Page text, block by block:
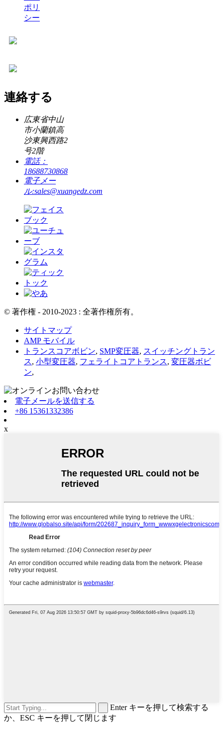
ポリ
シー
連絡する
広東省中山
市小蘭鎮高
沙東興西路2
号2階
電話：
18688730868
電子メー
ル:sales@xuangedz.com
© 著作権 - 2010-2023 : 全著作権所有。
サイトマップ
AMP モバイル
トランスコアボビン, SMP変圧器, スイッチングトラン
ス, 小型変圧器, フェライトコアトランス, 変圧器ボビ
ン,
電子メールを送信する
+86 15361332386
x
Enter キーを押して検索する
か、ESC キーを押して閉じます